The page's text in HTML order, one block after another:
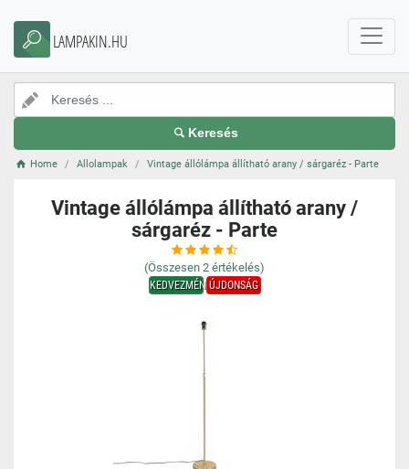
LAMPAKIN.HU
Keresés
Home Allolampak Vintage állólámpa állítható arany / sárgaréz - Parte
Vintage állólámpa állítható arany /
sárgaréz - Parte
(Összesen 2 értékelés)
KEDVEZMÉNYÚJDONSÁG